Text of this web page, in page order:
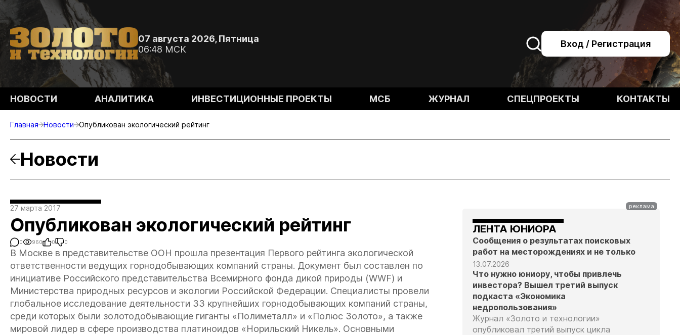
07 августа 2026, Пятница
06:48 МСК
Вход / Регистрация
НОВОСТИ АНАЛИТИКА ИНВЕСТИЦИОННЫЕ ПРОЕКТЫ МСБ ЖУРНАЛ СПЕЦПРОЕКТЫ КОНТАКТЫ
Главная Новости Опубликован экологический рейтинг
Новости
27 марта 2017
Опубликован экологический рейтинг
0 960 0 0
В Москве в представительстве ООН прошла презентация Первого рейтинга экологической
ответственности ведущих горнодобывающих компаний страны. Документ был составлен по
инициативе Российского представительства Всемирного фонда дикой природы (WWF) и
Министерства природных ресурсов и экологии Российской Федерации. Специалисты провели
глобальное исследование деятельности 33 крупнейших горнодобывающих компаний страны,
среди которых были золотодобывающие гиганты «Полиметалл» и «Полюс Золото», а также
мировой лидер в сфере производства платиноидов «Норильский Никель». Основными
ЛЕНТА ЮНИОРА
Сообщения о результатах поисковых
работ на месторождениях и не только
13.07.2026
Что нужно юниору, чтобы привлечь
инвестора? Вышел третий выпуск
подкаста «Экономика
недропользования»
Журнал «Золото и технологии»
опубликовал третий выпуск цикла